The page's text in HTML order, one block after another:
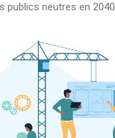
publics neutres en 2040